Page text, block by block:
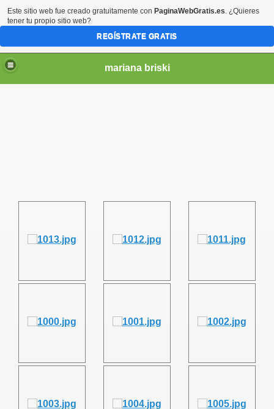
mariana briski
Este sitio web fue creado gratuitamente con PaginaWebGratis.es. ¿Quieres
tener tu propio sitio web?
REGÍSTRATE GRATIS